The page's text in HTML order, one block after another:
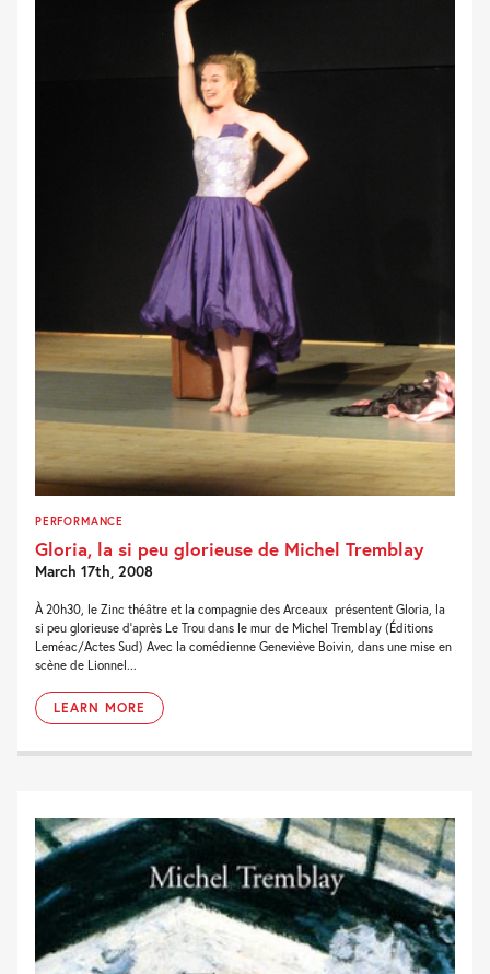
PERFORMANCE
Gloria, la si peu glorieuse de Michel Tremblay
March 17th, 2008
À 20h30, le Zinc théâtre et la compagnie des Arceaux présentent Gloria, la
si peu glorieuse d’après Le Trou dans le mur de Michel Tremblay (Éditions
Leméac/Actes Sud) Avec la comédienne Geneviève Boivin, dans une mise en
scène de Lionnel...
LEARN MORE